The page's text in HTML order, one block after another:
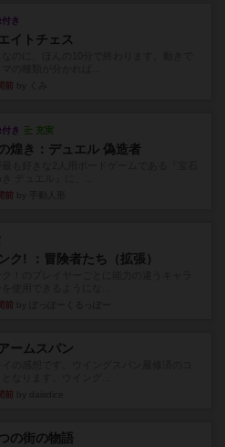
き
イトチェス
前
き 充実
煌き：デュエル 偽造者
前
ク! ：冒険者たち（拡張）
前
ームスパン
前
の街の物語